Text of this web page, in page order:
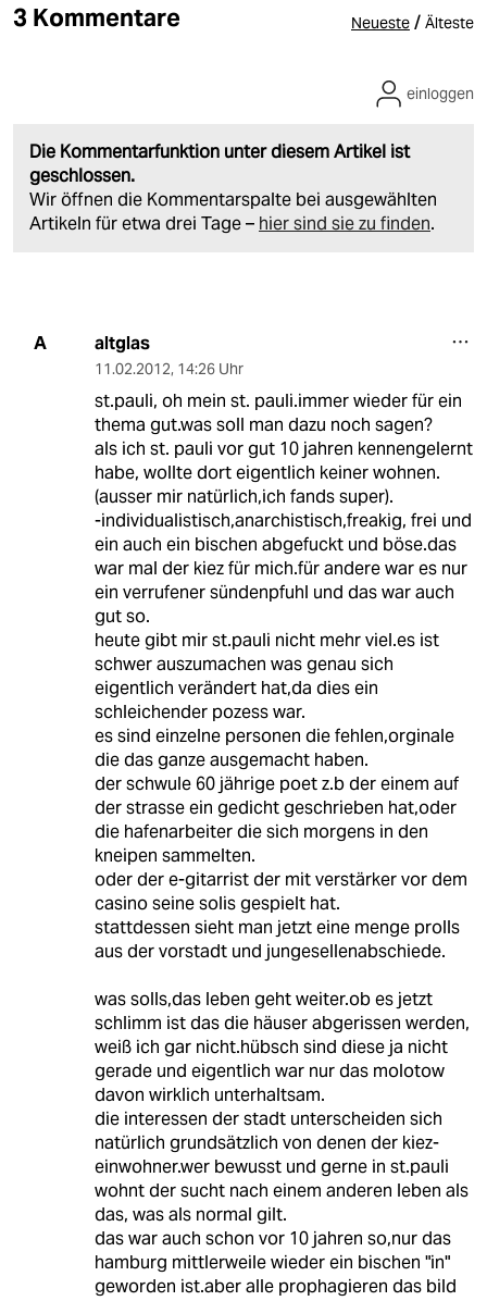
3 Kommentare Neueste / Älteste
Die Kommentarfunktion unter diesem Artikel ist
geschlossen.
Wir öffnen die Kommentarspalte bei ausgewählten
Artikeln für etwa drei Tage – hier sind sie zu finden.
einloggen
A altglas
11.02.2012, 14:26 Uhr
st.pauli, oh mein st. pauli.immer wieder für ein
thema gut.was soll man dazu noch sagen?
als ich st. pauli vor gut 10 jahren kennengelernt
habe, wollte dort eigentlich keiner wohnen.
(ausser mir natürlich,ich fands super).
-individualistisch,anarchistisch,freakig, frei und
ein auch ein bischen abgefuckt und böse.das
war mal der kiez für mich.für andere war es nur
ein verrufener sündenpfuhl und das war auch
gut so.
heute gibt mir st.pauli nicht mehr viel.es ist
schwer auszumachen was genau sich
eigentlich verändert hat,da dies ein
schleichender pozess war.
es sind einzelne personen die fehlen,orginale
die das ganze ausgemacht haben.
der schwule 60 jährige poet z.b der einem auf
der strasse ein gedicht geschrieben hat,oder
die hafenarbeiter die sich morgens in den
kneipen sammelten.
oder der e-gitarrist der mit verstärker vor dem
casino seine solis gespielt hat.
stattdessen sieht man jetzt eine menge prolls
aus der vorstadt und jungesellenabschiede.
was solls,das leben geht weiter.ob es jetzt
schlimm ist das die häuser abgerissen werden,
weiß ich gar nicht.hübsch sind diese ja nicht
gerade und eigentlich war nur das molotow
davon wirklich unterhaltsam.
die interessen der stadt unterscheiden sich
natürlich grundsätzlich von denen der kiez-
einwohner.wer bewusst und gerne in st.pauli
wohnt der sucht nach einem anderen leben als
das, was als normal gilt.
das war auch schon vor 10 jahren so,nur das
hamburg mittlerweile wieder ein bischen "in"
geworden ist.aber alle prophagieren das bild